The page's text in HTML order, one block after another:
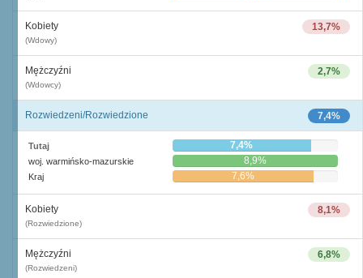
13,7%
Kobiety
(Wdowy)
2,7%
Mężczyźni
(Wdowcy)
7,4%
Rozwiedzeni/Rozwiedzione
Tutaj 7,4%
woj. warmińsko-mazurskie 8,9%
Kraj 7,6%
8,1%
Kobiety
(Rozwiedzione)
6,8%
Mężczyźni
(Rozwiedzeni)